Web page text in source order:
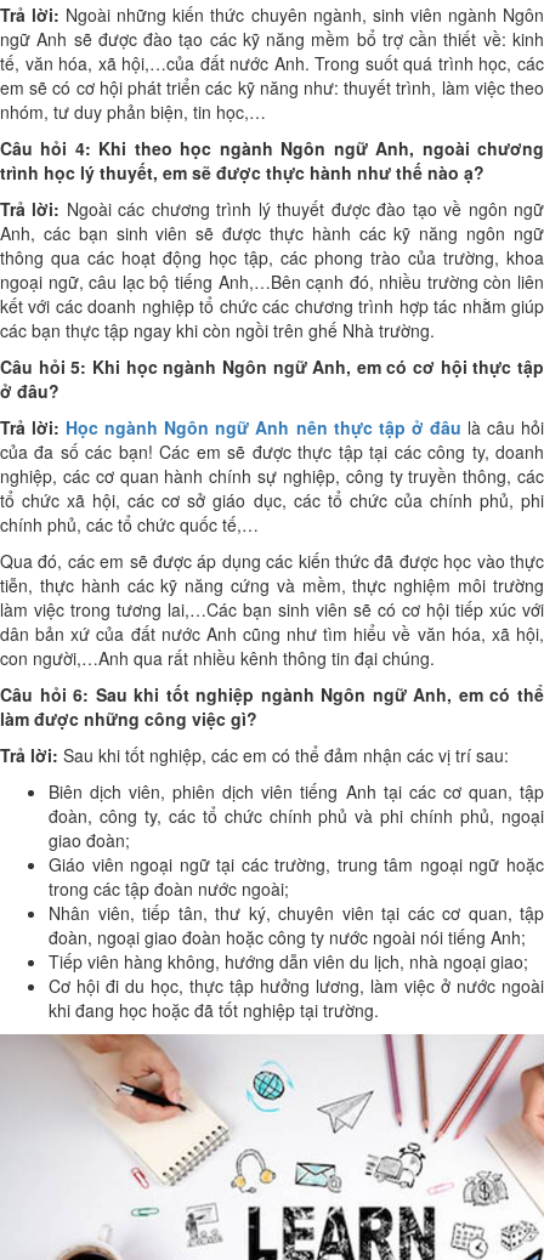
Trả lời: Ngoài những kiến thức chuyên ngành, sinh viên ngành Ngôn
ngữ Anh sẽ được đào tạo các kỹ năng mềm bổ trợ cần thiết về: kinh
tế, văn hóa, xã hội,…của đất nước Anh. Trong suốt quá trình học, các
em sẽ có cơ hội phát triển các kỹ năng như: thuyết trình, làm việc theo
nhóm, tư duy phản biện, tin học,…
Câu hỏi 4: Khi theo học ngành Ngôn ngữ Anh, ngoài chương
trình học lý thuyết, em sẽ được thực hành như thế nào ạ?
Trả lời: Ngoài các chương trình lý thuyết được đào tạo về ngôn ngữ
Anh, các bạn sinh viên sẽ được thực hành các kỹ năng ngôn ngữ
thông qua các hoạt động học tập, các phong trào của trường, khoa
ngoại ngữ, câu lạc bộ tiếng Anh,…Bên cạnh đó, nhiều trường còn liên
kết với các doanh nghiệp tổ chức các chương trình hợp tác nhằm giúp
các bạn thực tập ngay khi còn ngồi trên ghế Nhà trường.
Câu hỏi 5: Khi học ngành Ngôn ngữ Anh, em có cơ hội thực tập
ở đâu?
Trả lời: Học ngành Ngôn ngữ Anh nên thực tập ở đâu là câu hỏi
của đa số các bạn! Các em sẽ được thực tập tại các công ty, doanh
nghiệp, các cơ quan hành chính sự nghiệp, công ty truyền thông, các
tổ chức xã hội, các cơ sở giáo dục, các tổ chức của chính phủ, phi
chính phủ, các tổ chức quốc tế,…
Qua đó, các em sẽ được áp dụng các kiến thức đã được học vào thực
tiễn, thực hành các kỹ năng cứng và mềm, thực nghiệm môi trường
làm việc trong tương lai,…Các bạn sinh viên sẽ có cơ hội tiếp xúc với
dân bản xứ của đất nước Anh cũng như tìm hiểu về văn hóa, xã hội,
con người,…Anh qua rất nhiều kênh thông tin đại chúng.
Câu hỏi 6: Sau khi tốt nghiệp ngành Ngôn ngữ Anh, em có thể
làm được những công việc gì?
Trả lời: Sau khi tốt nghiệp, các em có thể đảm nhận các vị trí sau:
Biên dịch viên, phiên dịch viên tiếng Anh tại các cơ quan, tập
đoàn, công ty, các tổ chức chính phủ và phi chính phủ, ngoại
giao đoàn;
Giáo viên ngoại ngữ tại các trường, trung tâm ngoại ngữ hoặc
trong các tập đoàn nước ngoài;
Nhân viên, tiếp tân, thư ký, chuyên viên tại các cơ quan, tập
đoàn, ngoại giao đoàn hoặc công ty nước ngoài nói tiếng Anh;
Tiếp viên hàng không, hướng dẫn viên du lịch, nhà ngoại giao;
Cơ hội đi du học, thực tập hưởng lương, làm việc ở nước ngoài
khi đang học hoặc đã tốt nghiệp tại trường.